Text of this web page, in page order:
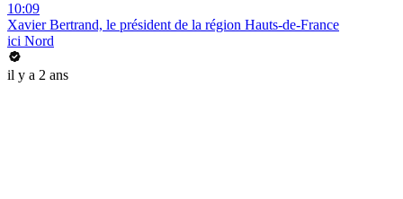
10:09
Xavier Bertrand, le président de la région Hauts-de-France
ici Nord
il y a 2 ans